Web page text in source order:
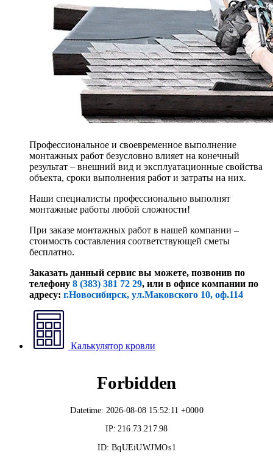
Профессиональное и своевременное выполнение
монтажных работ безусловно влияет на конечный
результат – внешний вид и эксплуатационные свойства
объекта, сроки выполнения работ и затраты на них.
Наши специалисты профессионально выполнят
монтажные работы любой сложности!
При заказе монтажных работ в нашей компании –
стоимость составления соответствующей сметы
бесплатно.
Заказать данный сервис вы можете, позвонив по
телефону 8 (383) 381 72 29, или в офисе компании по
адресу: г.Новосибирск, ул.Маковского 10, оф.114
Калькулятор кровли